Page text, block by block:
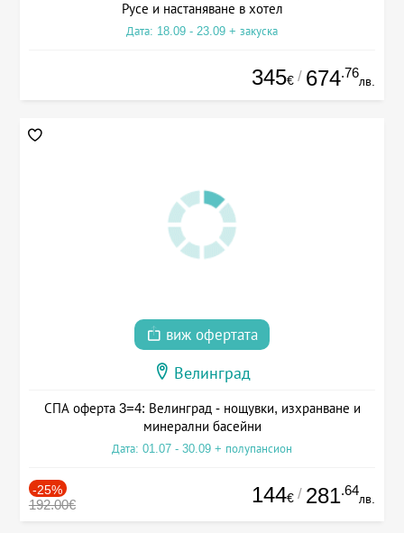
Русе и настаняване в хотел
Дата: 18.09 - 23.09 + закуска
345€ / 674.76
лв.
виж офертата
Велинград
СПА оферта 3=4: Велинград - нощувки, изхранване и
минерални басейни
Дата: 01.07 - 30.09 + полупансион
-25%
192.00€ 144€ / 281.64
лв.